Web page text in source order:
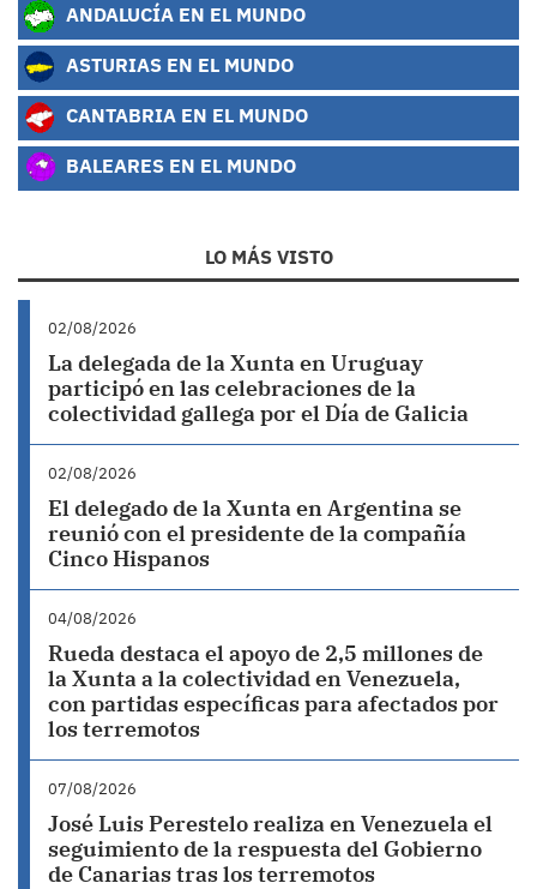
ANDALUCÍA EN EL MUNDO
ASTURIAS EN EL MUNDO
CANTABRIA EN EL MUNDO
BALEARES EN EL MUNDO
LO MÁS VISTO
02/08/2026
La delegada de la Xunta en Uruguay
participó en las celebraciones de la
colectividad gallega por el Día de Galicia
02/08/2026
El delegado de la Xunta en Argentina se
reunió con el presidente de la compañía
Cinco Hispanos
04/08/2026
Rueda destaca el apoyo de 2,5 millones de
la Xunta a la colectividad en Venezuela,
con partidas específicas para afectados por
los terremotos
07/08/2026
José Luis Perestelo realiza en Venezuela el
seguimiento de la respuesta del Gobierno
de Canarias tras los terremotos